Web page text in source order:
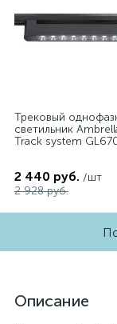
Трековый
светильник
Track system
2 440 руб. /шт
2 928 руб.
Описание